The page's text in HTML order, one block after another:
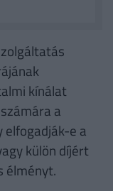
kínálat
a
elfogadják-e a
külön díjért
élményt.